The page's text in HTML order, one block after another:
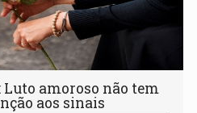
Luto amoroso não tem
aos sinais